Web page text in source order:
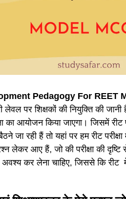
Pedagogy For REET
लेवल पर शिक्षकों की नियुक्ति की
का आयोजन किया जाएगा। जिसमें रीट
जा रही हैं तो यहां पर हम रीट
लेकर आए हैं, जो की परीक्षा की दृष्टि
कर लेना चाहिए, जिससे कि रीट